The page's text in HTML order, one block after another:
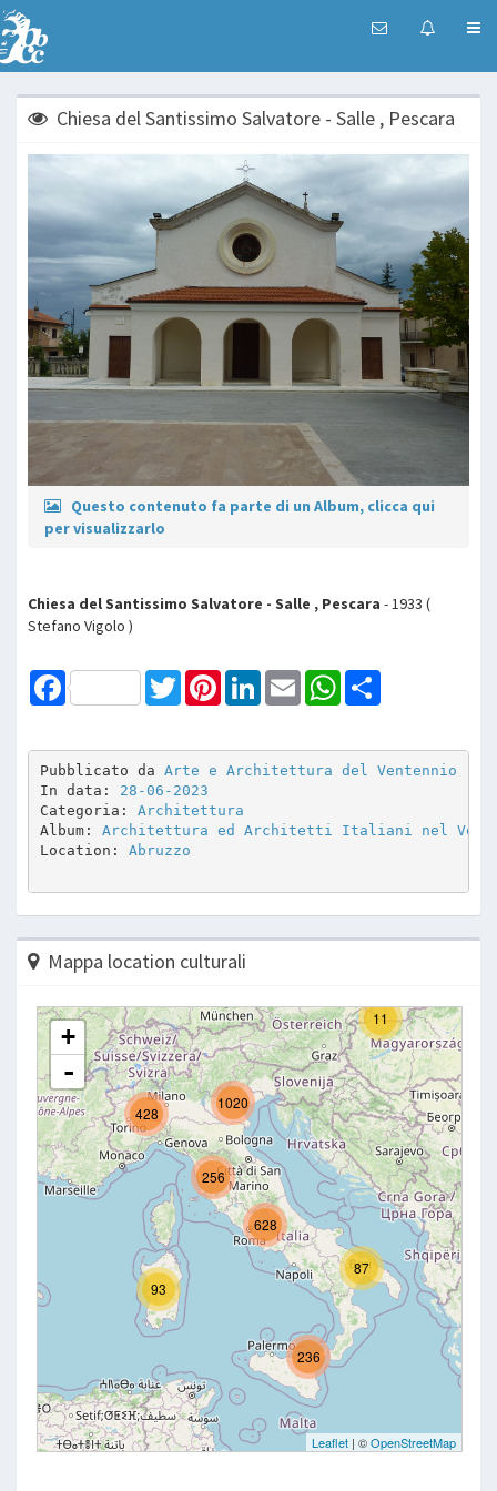
Chiesa del Santissimo Salvatore - Salle , Pescara
Questo contenuto fa parte di un Album, clicca qui
per visualizzarlo
Chiesa del Santissimo Salvatore - Salle , Pescara - 1933 (
Stefano Vigolo )
Facebook TwitterPinterestLinkedInEmail WhatsApp
Pubblicato da Arte e Architettura del Ventennio
In data: 28-06-2023
Categoria: Architettura
Album: Architettura ed Architetti Italiani nel
Location: Abruzzo
Mappa location culturali